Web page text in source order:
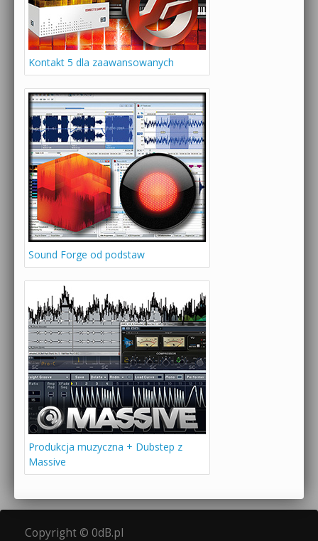
Kontakt 5 dla zaawansowanych
Sound Forge od podstaw
Produkcja muzyczna + Dubstep z
Massive
Copyright © 0dB.pl